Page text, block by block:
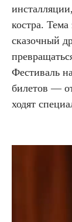
костра.
сказочный
Фестиваль
билетов —
ходят